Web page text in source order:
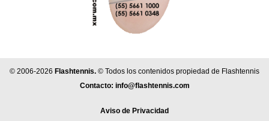
© 2006-2026 Flashtennis. © Todos los contenidos propiedad de Flashtennis
Contacto: info@flashtennis.com
Aviso de Privacidad